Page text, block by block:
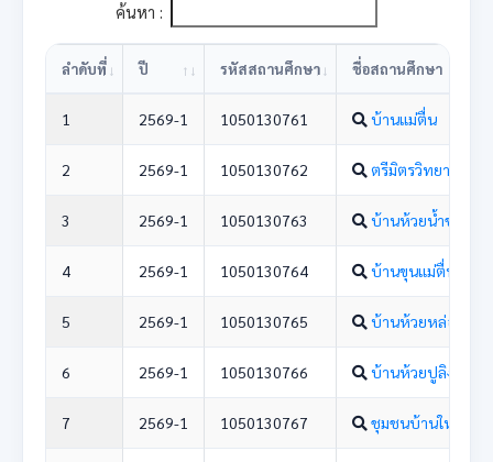
ค้นหา :
ลำดับที่ ปี รหัสสถานศึกษา ชื่อสถานศึกษา
1 2569-1 1050130761 บ้านแม่ตื่น
2 2569-1 1050130762 ตรีมิตรวิทยา
3 2569-1 1050130763 บ้านห้วยน้ำขาว
4 2569-1 1050130764 บ้านขุนแม่ตื่นน้อย
5 2569-1 1050130765 บ้านห้วยหล่อดูก
6 2569-1 1050130766 บ้านห้วยปูลิง
7 2569-1 1050130767 ชุมชนบ้านใหม่